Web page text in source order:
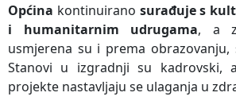
Općina kontinuirano surađuje s
i humanitarnim udrugama, a
usmjerena su i prema
Stanovi u izgradnji su kadrovski,
projekte nastavljaju se ulaganja u